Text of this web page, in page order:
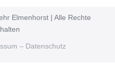
Elmenhorst | Alle Rechte
– Datenschutz